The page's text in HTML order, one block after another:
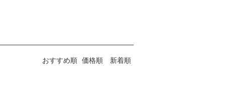
おすすめ順 価格順 新着順